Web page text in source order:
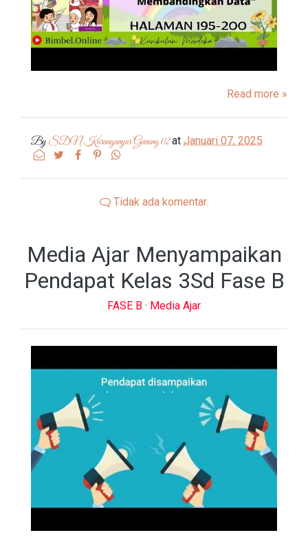
Read more »
BySDN Karanganyar Gunung 02at Januari 07, 2025
Tidak ada komentar.
Media Ajar Menyampaikan
Pendapat Kelas 3Sd Fase B
FASE B · Media Ajar